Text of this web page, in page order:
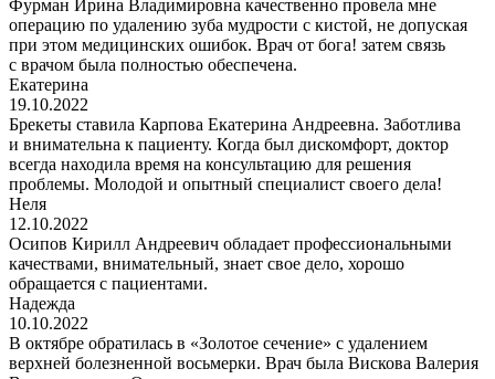
Фурман Ирина Владимировна качественно провела мне
операцию по удалению зуба мудрости с кистой, не допуская
при этом медицинских ошибок. Врач от бога! затем связь
с врачом была полностью обеспечена.
Екатерина
19.10.2022
Брекеты ставила Карпова Екатерина Андреевна. Заботлива
и внимательна к пациенту. Когда был дискомфорт, доктор
всегда находила время на консультацию для решения
проблемы. Молодой и опытный специалист своего дела!
Неля
12.10.2022
Осипов Кирилл Андреевич обладает профессиональными
качествами, внимательный, знает свое дело, хорошо
обращается с пациентами.
Надежда
10.10.2022
В октябре обратилась в «Золотое сечение» с удалением
верхней болезненной восьмерки. Врач была Вискова Валерия